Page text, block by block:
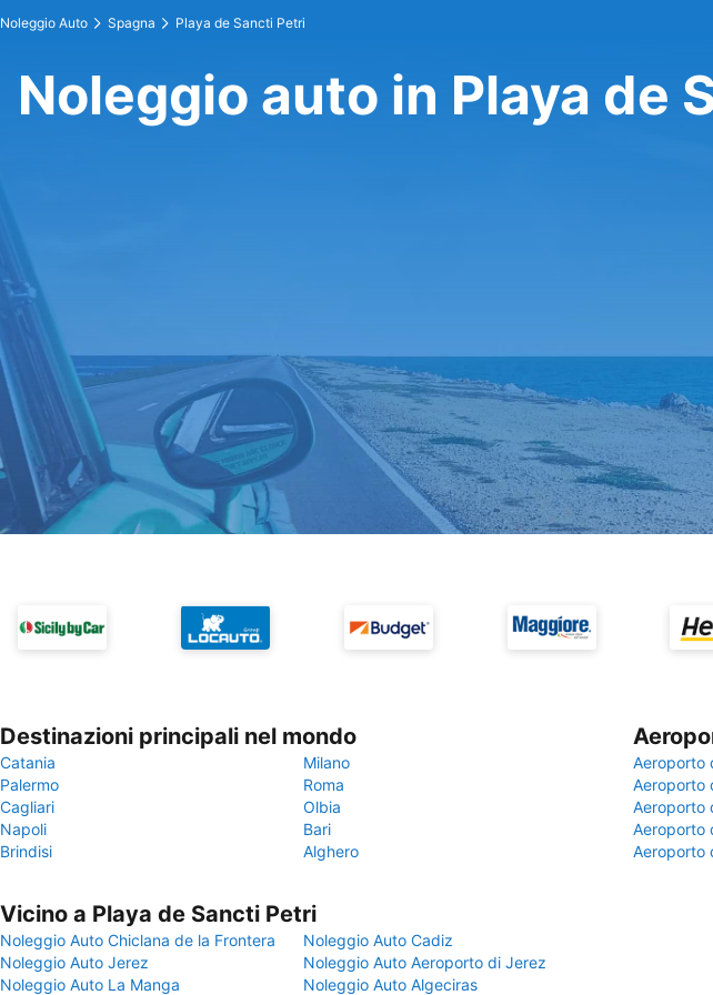
Noleggio Auto Spagna Playa de Sancti Petri
Noleggio auto in Playa de
Destinazioni principali nel mondo
Catania
Milano
Palermo
Roma
Cagliari
Olbia
Napoli
Bari
Brindisi
Alghero
Aeroporto
Aeroporto
Aeroporto
Aeroporto
Aeroporto
Vicino a Playa de Sancti Petri
Noleggio Auto Chiclana de la Frontera
Noleggio Auto Cadiz
Noleggio Auto Jerez
Noleggio Auto Aeroporto di Jerez
Noleggio Auto La Manga
Noleggio Auto Algeciras